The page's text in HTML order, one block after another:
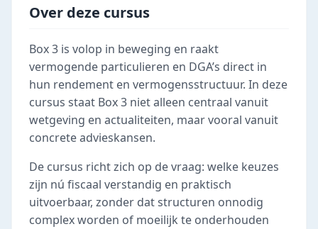
Over deze cursus
Box 3 is volop in beweging en raakt
vermogende particulieren en DGA’s direct in
hun rendement en vermogensstructuur. In deze
cursus staat Box 3 niet alleen centraal vanuit
wetgeving en actualiteiten, maar vooral vanuit
concrete advieskansen.
De cursus richt zich op de vraag: welke keuzes
zijn nú fiscaal verstandig en praktisch
uitvoerbaar, zonder dat structuren onnodig
complex worden of moeilijk te onderhouden